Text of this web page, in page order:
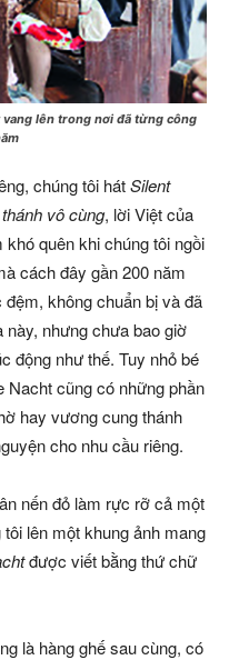
lên trong nơi đã từng công
chúng tôi hátSilent
vô cùng, lời Việt của
quên khi chúng tôi ngồi
cách đây gần 200 năm
không chuẩn bị và đã
này, nhưng chưa bao giờ
động như thế. Tuy nhỏ bé
Nacht cũng có những phần
hay vương cung thánh
cho nhu cầu riêng.
nến đỏ làm rực rỡ cả một
lên một khung ảnh mang
được viết bằng thứ chữ
là hàng ghế sau cùng, có